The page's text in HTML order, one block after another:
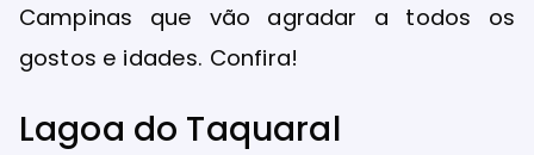
Campinas que vão agradar a todos os
gostos e idades. Confira!
Lagoa do Taquaral